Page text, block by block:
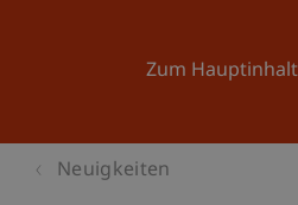
Zum
Neuigkeiten